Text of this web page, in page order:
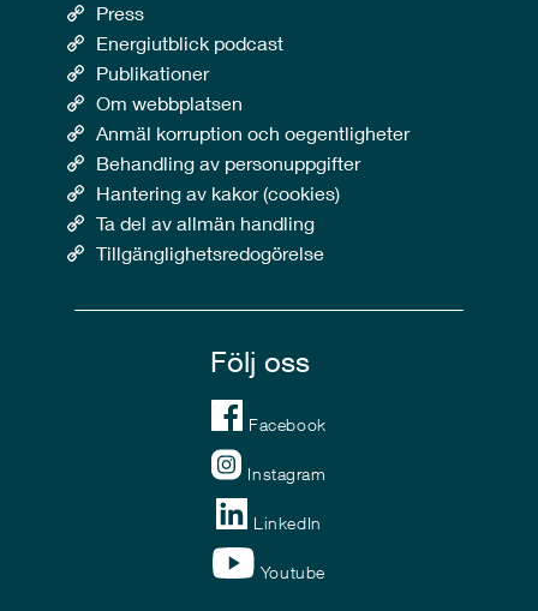
Press
Energiutblick podcast
Publikationer
Om webbplatsen
Anmäl korruption och oegentligheter
Behandling av personuppgifter
Hantering av kakor (cookies)
Ta del av allmän handling
Tillgänglighetsredogörelse
Följ oss
Facebook
Instagram
LinkedIn
Youtube